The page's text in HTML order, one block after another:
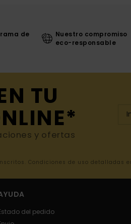
de
Nuestro compromiso
eco-responsable
TU
y ofertas
Condiciones de uso detalladas
del pedido